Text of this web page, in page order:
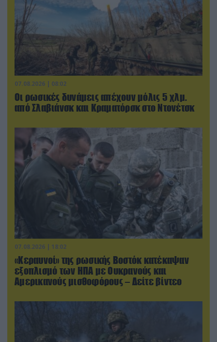
07.08.2026 | 08:02
Οι ρωσικές δυνάμεις απέχουν μόλις 5 χλμ.
από Σλαβιάνσκ και Κραματόρσκ στο Ντονέτσκ
07.08.2026 | 18:02
«Κεραυνοί» της ρωσικής Βοστόκ κατέκαψαν
εξοπλισμό των ΗΠΑ με Ουκρανούς και
Αμερικανούς μισθοφόρους – Δείτε βίντεο